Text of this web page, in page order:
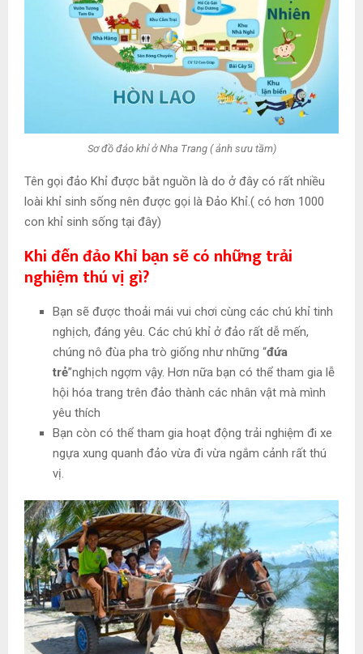
Sơ đồ đảo khỉ ở Nha Trang ( ảnh sưu tầm)
Tên gọi đảo Khỉ được bắt nguồn là do ở đây có rất nhiều
loài khỉ sinh sống nên được gọi là Đảo Khỉ.( có hơn 1000
con khỉ sinh sống tại đây)
Khi đến đảo Khỉ bạn sẽ có những trải
nghiệm thú vị gì?
Bạn sẽ được thoải mái vui chơi cùng các chú khỉ tinh
nghịch, đáng yêu. Các chú khỉ ở đảo rất dễ mến,
chúng nô đùa pha trò giống như những “đứa
trẻ”nghịch ngợm vậy. Hơn nữa bạn có thể tham gia lễ
hội hóa trang trên đảo thành các nhân vật mà mình
yêu thích
Bạn còn có thể tham gia hoạt động trải nghiệm đi xe
ngựa xung quanh đảo vừa đi vừa ngắm cảnh rất thú
vị.